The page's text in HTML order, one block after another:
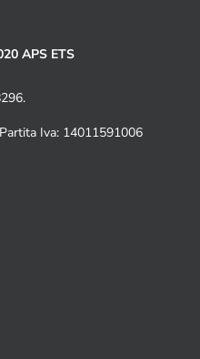
APS ETS
Iva: 14011591006